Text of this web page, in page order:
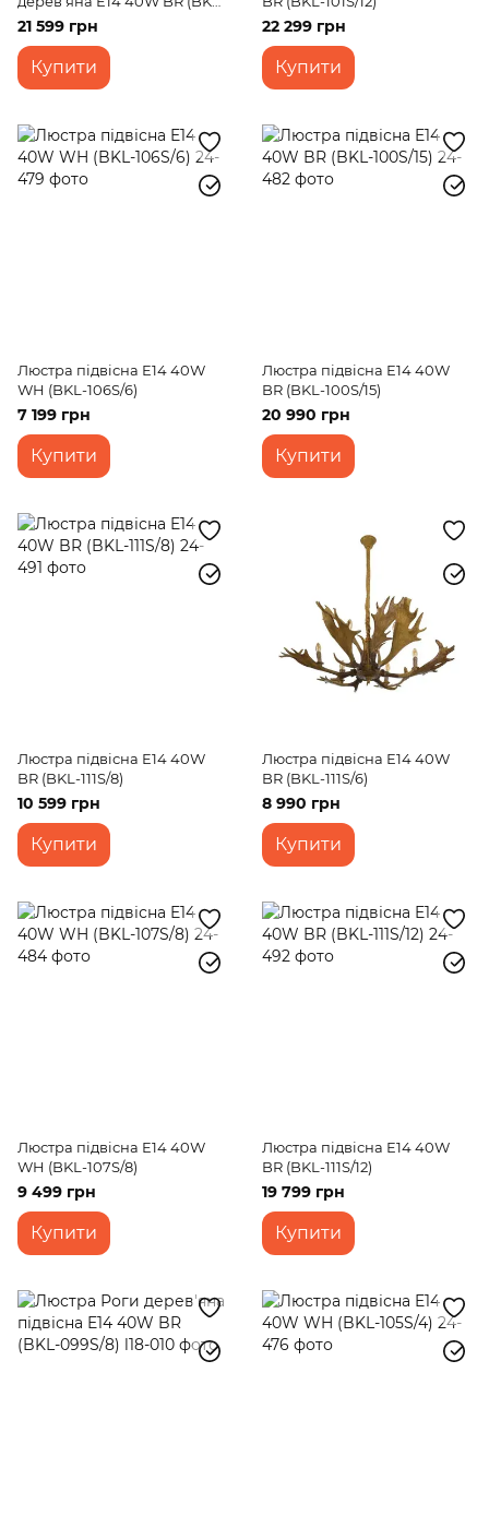
095S/8)
21 599 грн
Купити
22 299 грн
Купити
Люстра підвісна E14 40W
WH (BKL-106S/6)
7 199 грн
Купити
Люстра підвісна E14 40W
BR (BKL-100S/15)
20 990 грн
Купити
Люстра підвісна E14 40W
BR (BKL-111S/8)
10 599 грн
Купити
Люстра підвісна E14 40W
BR (BKL-111S/6)
8 990 грн
Купити
Люстра підвісна E14 40W
WH (BKL-107S/8)
9 499 грн
Купити
Люстра підвісна E14 40W
BR (BKL-111S/12)
19 799 грн
Купити